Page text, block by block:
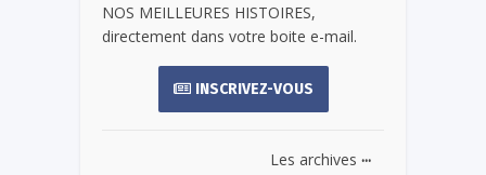
NOS MEILLEURES HISTOIRES,
directement dans votre boite e-mail.
INSCRIVEZ-VOUS
Les archives ...